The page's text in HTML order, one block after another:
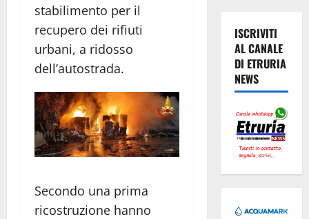
stabilimento per il
recupero dei rifiuti
urbani, a ridosso
dell’autostrada.
Secondo una prima
ricostruzione hanno
ISCRIVITI
AL CANALE
DI ETRURIA
NEWS